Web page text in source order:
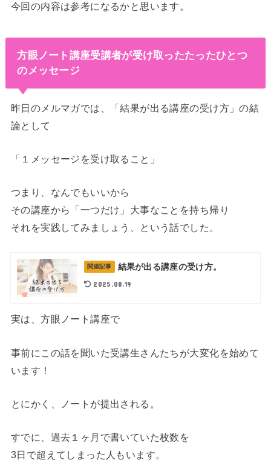
今回の内容は参考になるかと思います。
方眼ノート講座受講者が受け取ったたったひとつ
のメッセージ
昨日のメルマガでは、「結果が出る講座の受け方」の結
論として
「１メッセージを受け取ること」
つまり、なんでもいいから
その講座から「一つだけ」大事なことを持ち帰り
それを実践してみましょう、という話でした。
関連記事 結果が出る講座の受け方。
2025.08.19
実は、方眼ノート講座で
事前にこの話を聞いた受講生さんたちが大変化を始めて
います！
とにかく、ノートが提出される。
すでに、過去１ヶ月で書いていた枚数を
3日で超えてしまった人もいます。